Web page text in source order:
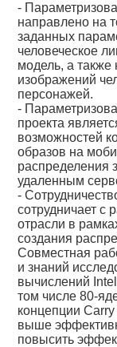
-
направлено на
заданных
человеческое
модель, а также
изображений
персонажей.
-
проекта
возможностей
образов на
распределения
удаленным
-
сотрудничает с
отрасли в
создания
Совместная
и знаний
вычислений
том числе 80-
концепции
выше
повысить